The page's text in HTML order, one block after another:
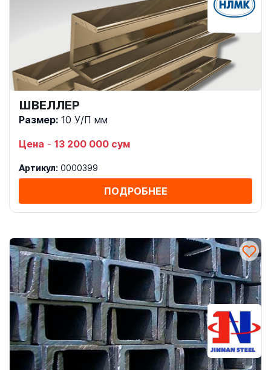
ШВЕЛЛЕР
Размер: 10 У/П мм
Цена - 13 200 000 сум
Артикул: 0000399
ПОДРОБНЕЕ